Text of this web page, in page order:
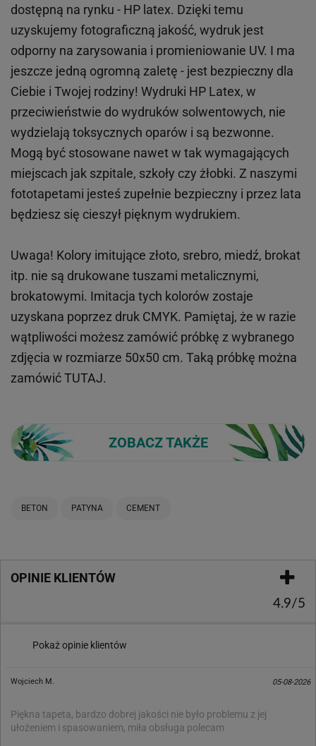
dostępną na rynku - HP latex. Dzięki temu
uzyskujemy fotograficzną jakość, wydruk jest
odporny na zarysowania i promieniowanie UV. I ma
jeszcze jedną ogromną zaletę - jest bezpieczny dla
Ciebie i Twojej rodziny! Wydruki HP Latex, w
przeciwieństwie do wydruków solwentowych, nie
wydzielają toksycznych oparów i są bezwonne.
Mogą być stosowane nawet w tak wymagających
miejscach jak szpitale, szkoły czy żłobki. Z naszymi
fototapetami jesteś zupełnie bezpieczny i przez lata
będziesz się cieszył pięknym wydrukiem.
Uwaga! Kolory imitujące złoto, srebro, miedź, brokat
itp. nie są drukowane tuszami metalicznymi,
brokatowymi. Imitacja tych kolorów zostaje
uzyskana poprzez druk CMYK. Pamiętaj, że w razie
wątpliwości możesz zamówić próbkę z wybranego
zdjęcia w rozmiarze 50x50 cm. Taką próbkę można
zamówićTUTAJ.
ZOBACZ TAKŻE
BETON PATYNA CEMENT
OPINIE KLIENTÓW
4.9/5
Pokaż opinie klientów
Wojciech M. 05-08-2026
Piękna tapeta, bardzo dobrej jakości nie było problemu z jej
ułożeniem i spasowaniem, miła obsługa polecam